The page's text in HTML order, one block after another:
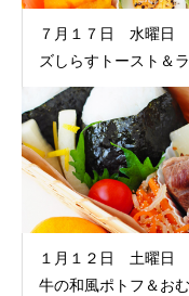
７月１７日 水曜日
ズしらすトースト＆
１月１２日 土曜日
牛の和風ポトフ＆お